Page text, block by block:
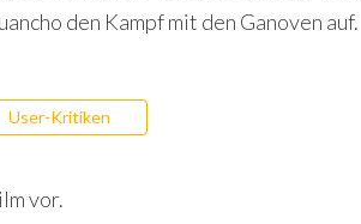
den Kampf mit den Ganoven auf.
User-Kritiken
vor.